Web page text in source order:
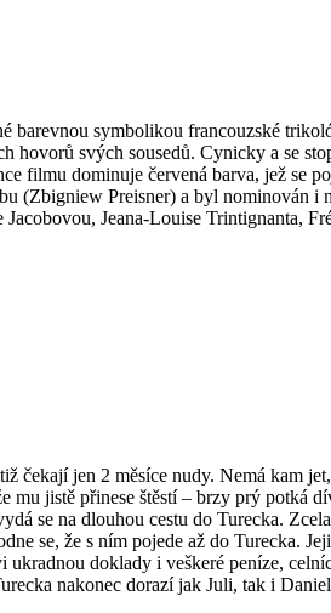
symbolikou francouzské
hovorů svých sousedů. Cynicky a se
filmu dominuje červená barva, jež se
(Zbigniew Preisner) a byl nominován i
Jeana-Louise Trintignanta,
jen 2 měsíce nudy. Nemá kam
jistě přinese štěstí – brzy prý potká
se na dlouhou cestu do Turecka.
se, že s ním pojede až do Turecka.
doklady i veškeré peníze,
nakonec dorazí jak Juli, tak i